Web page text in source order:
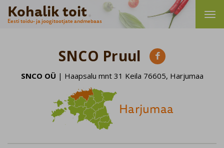
Kohalik toit
Eesti toidu- ja joogitootjate andmebaas
SNCO Pruul 
SNCO OÜ | Haapsalu mnt 31 Keila 76605, Harjumaa
Harjumaa